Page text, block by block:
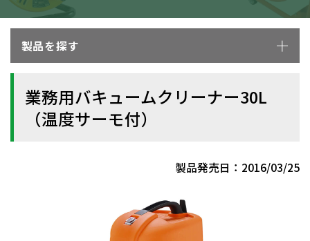
製品を探す
業務用バキュームクリーナー30L
（温度サーモ付）
製品発売日：2016/03/25